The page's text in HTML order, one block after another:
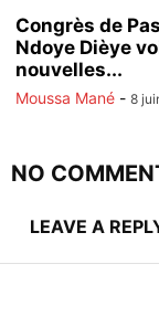
Congrès de
Ndoye Dièye
nouvelles...
Moussa Mané - 8
NO
LEAVE A